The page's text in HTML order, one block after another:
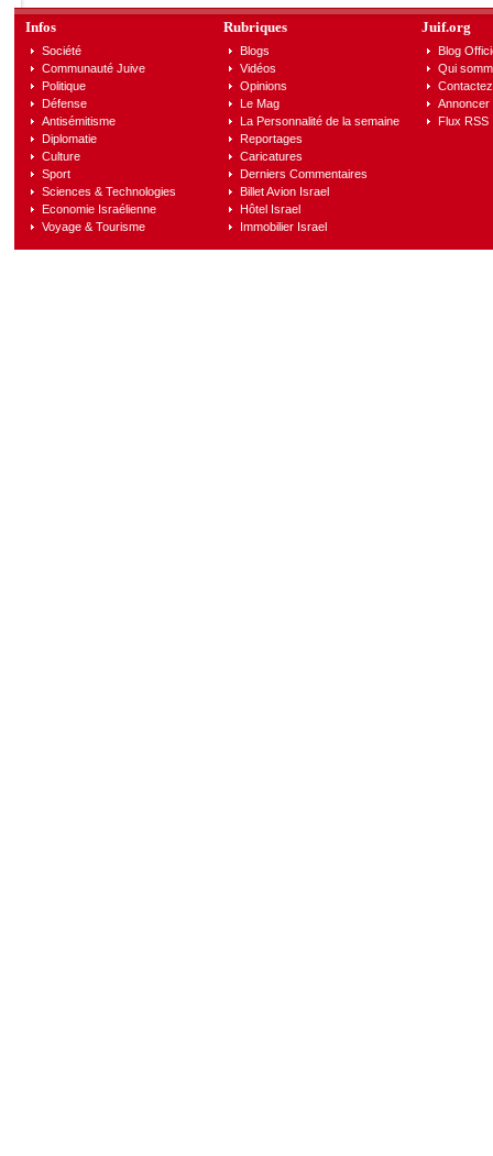
Infos
Société
Communauté Juive
Politique
Défense
Antisémitisme
Diplomatie
Culture
Sport
Sciences & Technologies
Economie Israélienne
Voyage & Tourisme
Rubriques
Blogs
Vidéos
Opinions
Le Mag
La Personnalité de la semaine
Reportages
Caricatures
Derniers Commentaires
Billet Avion Israel
Hôtel Israel
Immobilier Israel
Juif.org
Blog
Qui
Annoncer
Flux RSS